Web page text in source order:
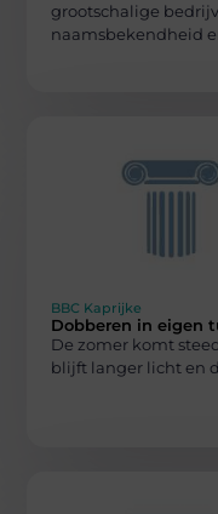
grootschalige
naamsbekendheid
BBC Kaprijke
Dobberen in eigen
De zomer komt
blijft langer licht en